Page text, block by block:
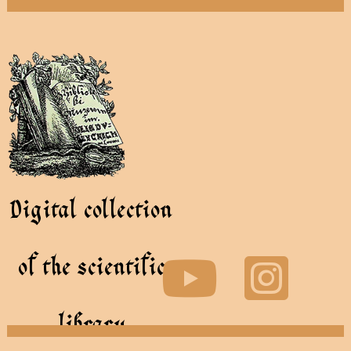
Digital collection
of the scientific
library